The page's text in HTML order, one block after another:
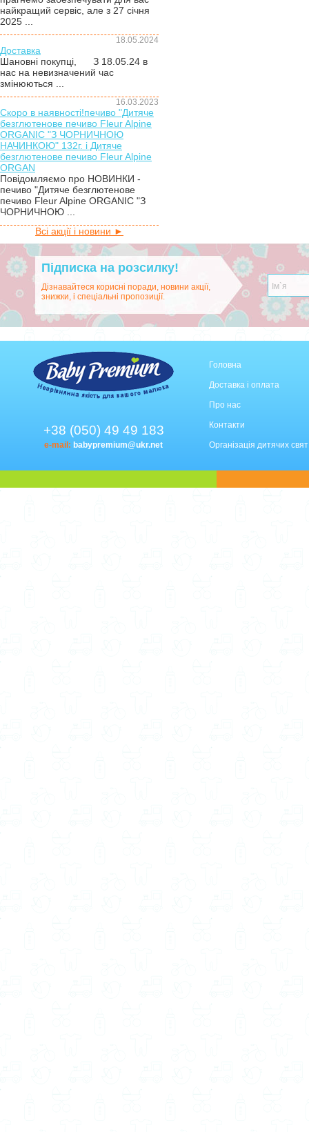
найкращий сервіс, але з 27 січня
2025 ...
18.05.2024
Доставка
Шановні покупці, З 18.05.24 в
нас на невизначений час
змінюються ...
16.03.2023
Скоро в наявності!печиво "Дитяче
безглютенове печиво Fleur Alpine
ORGANIC "З ЧОРНИЧНОЮ
НАЧИНКОЮ" 132г. і Дитяче
безглютенове печиво Fleur Alpine
ORGAN
Повідомляємо про НОВИНКИ -
печиво "Дитяче безглютенове
печиво Fleur Alpine ORGANIC "З
ЧОРНИЧНОЮ ...
Всі акції і новини ►
Підписка на розсилку!
Дізнавайтеся корисні поради, новини акції,
знижки, і спеціальні пропозиції.
+38 (050) 49 49 183
e-mail: babypremium@ukr.net
Головна
Доставка і оплата
Про нас
Контакти
Організація дитячих свят